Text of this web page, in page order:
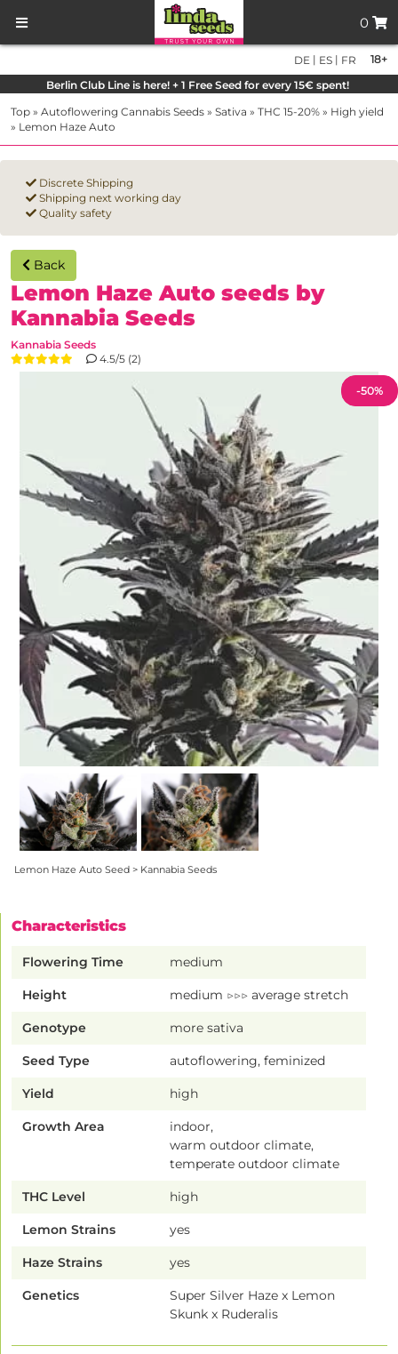
0
18+
DE | ES | FR
Berlin Club Line is here! + 1 Free Seed for every 15€ spent!
Top » Autoflowering Cannabis Seeds » Sativa » THC 15-20% » High yield
» Lemon Haze Auto
Discrete Shipping
Shipping next working day
Quality safety
Back
Lemon Haze Auto seeds by
Kannabia Seeds
Kannabia Seeds
4.5/5 (2)
-50%
Lemon Haze Auto Seed > Kannabia Seeds
Characteristics
Flowering Time medium
Height medium ▷▷▷ average stretch
Genotype more sativa
Seed Type autoflowering, feminized
Yield high
Growth Area
indoor,
warm outdoor climate,
temperate outdoor climate
THC Level high
Lemon Strains yes
Haze Strains yes
Genetics
Super Silver Haze x Lemon
Skunk x Ruderalis